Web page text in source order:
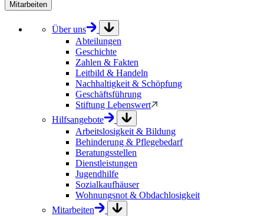
Mitarbeiten
Über uns
Abteilungen
Geschichte
Zahlen & Fakten
Leitbild & Handeln
Nachhaltigkeit & Schöpfung
Geschäftsführung
Stiftung Lebenswert
Hilfsangebote
Arbeitslosigkeit & Bildung
Behinderung & Pflegebedarf
Beratungsstellen
Dienstleistungen
Jugendhilfe
Sozialkaufhäuser
Wohnungsnot & Obdachlosigkeit
Mitarbeiten